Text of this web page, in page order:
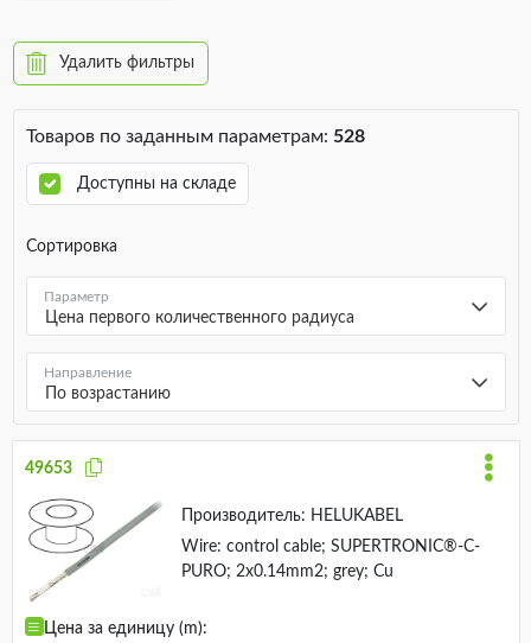
Удалить фильтры
Товаров по заданным параметрам: 528
Доступны на складе
Сортировка
Цена первого количественного радиуса
Параметр
По возрастанию
Направление
49653
Производитель: HELUKABEL
Wire: control cable; SUPERTRONIC®-C-
PURO; 2x0.14mm2; grey; Cu
Цена за единицу (m):